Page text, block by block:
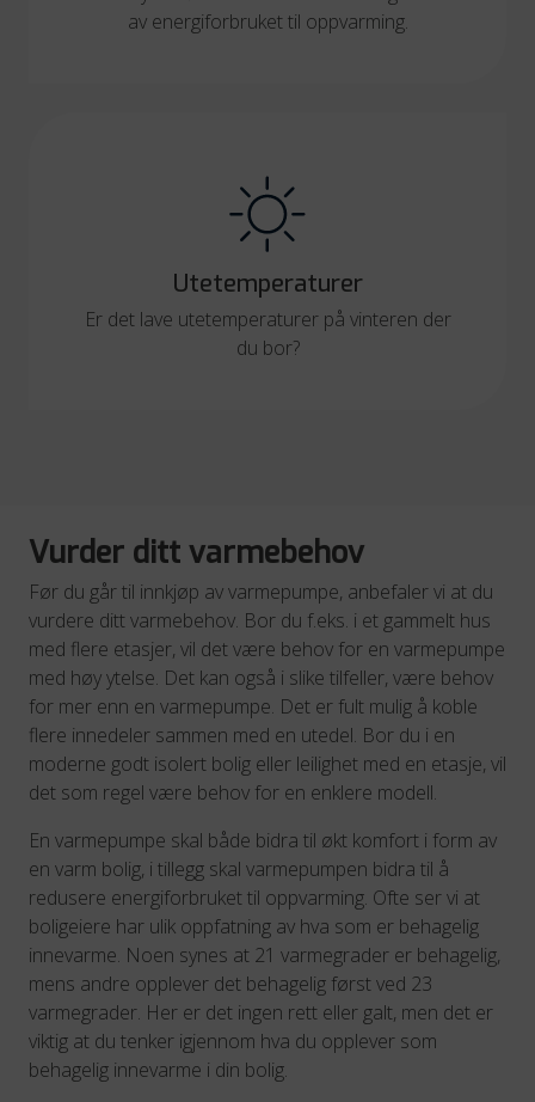
av energiforbruket til oppvarming.
Utetemperaturer
Er det lave utetemperaturer på vinteren der
du bor?
Vurder ditt varmebehov
Før du går til innkjøp av varmepumpe, anbefaler vi at du
vurdere ditt varmebehov. Bor du f.eks. i et gammelt hus
med flere etasjer, vil det være behov for en varmepumpe
med høy ytelse. Det kan også i slike tilfeller, være behov
for mer enn en varmepumpe. Det er fult mulig å koble
flere innedeler sammen med en utedel. Bor du i en
moderne godt isolert bolig eller leilighet med en etasje, vil
det som regel være behov for en enklere modell.
En varmepumpe skal både bidra til økt komfort i form av
en varm bolig, i tillegg skal varmepumpen bidra til å
redusere energiforbruket til oppvarming. Ofte ser vi at
boligeiere har ulik oppfatning av hva som er behagelig
innevarme. Noen synes at 21 varmegrader er behagelig,
mens andre opplever det behagelig først ved 23
varmegrader. Her er det ingen rett eller galt, men det er
viktig at du tenker igjennom hva du opplever som
behagelig innevarme i din bolig.